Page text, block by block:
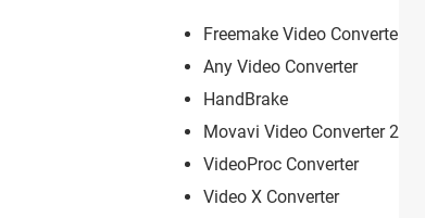
Freemake Video Converter
Any Video Converter
HandBrake
Movavi Video Converter
VideoProc Converter
Video X Converter